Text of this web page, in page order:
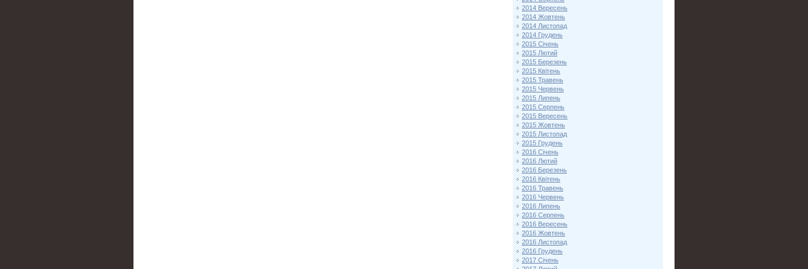
2014 Вересень
2014 Жовтень
2014 Листопад
2014 Грудень
2015 Січень
2015 Лютий
2015 Березень
2015 Квітень
2015 Травень
2015 Червень
2015 Липень
2015 Серпень
2015 Вересень
2015 Жовтень
2015 Листопад
2015 Грудень
2016 Січень
2016 Лютий
2016 Березень
2016 Квітень
2016 Травень
2016 Червень
2016 Липень
2016 Серпень
2016 Вересень
2016 Жовтень
2016 Листопад
2016 Грудень
2017 Січень